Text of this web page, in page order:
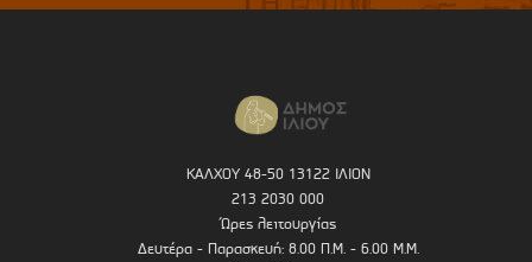
ΚΑΛΧΟΥ 48-50 13122 ΙΛΙΟΝ
213 2030 000
Ώρες λειτουργίας
Δευτέρα - Παρασκευή: 8.00 Π.Μ. - 6.00 Μ.Μ.